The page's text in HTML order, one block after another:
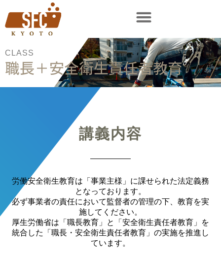
CLASS
職長＋安全衛生責任者教育
講義内容
労働安全衛生教育は「事業主様」に課せられた法定義務
となっております。
必ず事業者の責任において監督者の管理の下、教育を実
施してください。
厚生労働省は「職長教育」と「安全衛生責任者教育」を
統合した「職長・安全衛生責任者教育」の実施を推進し
ています。